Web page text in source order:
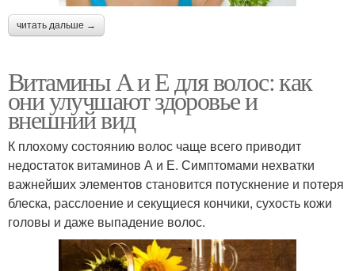
читать дальше →
Витамины А и Е для волос: как
они улучшают здоровье и
внешний вид
К плохому состоянию волос чаще всего приводит
недостаток витаминов А и Е. Симптомами нехватки
важнейших элементов становится потускнение и потеря
блеска, расслоение и секущиеся кончики, сухость кожи
головы и даже выпадение волос.